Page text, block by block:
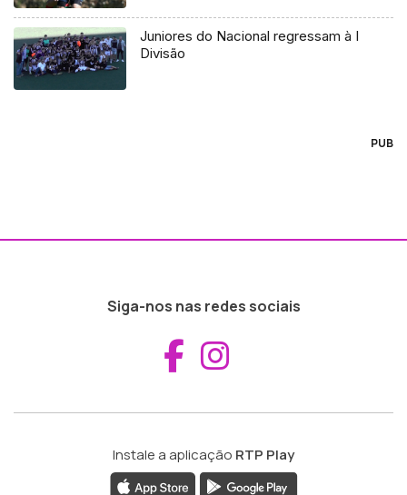
Juniores do Nacional regressam à I
Divisão
PUB
Siga-nos nas redes sociais
Aceder ao
Instale a aplicação RTP Play